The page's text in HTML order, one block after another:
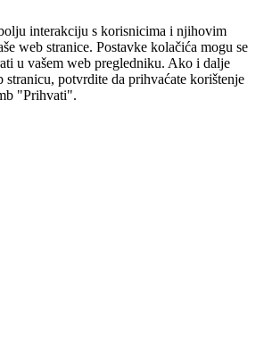
interakciju s korisnicima i njihovim
web stranice. Postavke kolačića mogu se
u vašem web pregledniku. Ako i dalje
stranicu, potvrdite da prihvaćate korištenje
"Prihvati".